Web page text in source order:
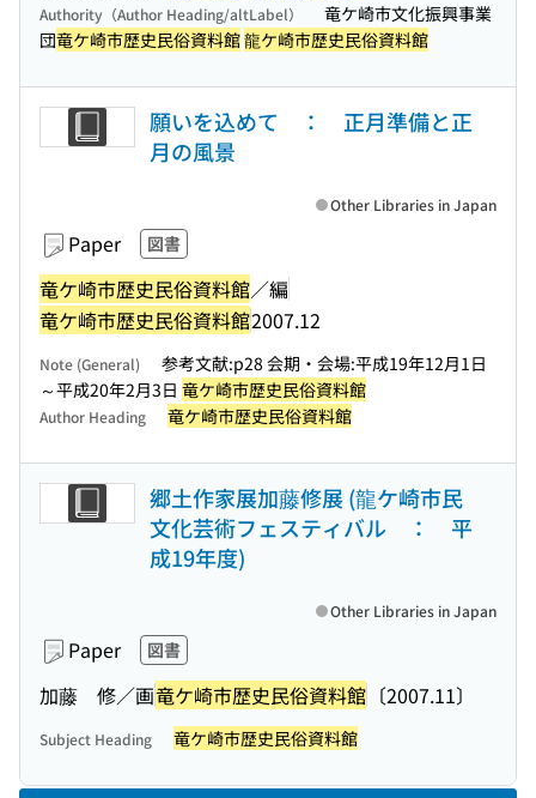
Authority（Author Heading/altLabel）
竜ケ崎市文化振興事業
団竜ケ崎市歴史民俗資料館龍ケ崎市歴史民俗資料館
願いを込めて ： 正月準備と正
月の風景
Paper 図書
竜ケ崎市歴史民俗資料館／編
竜ケ崎市歴史民俗資料館2007.12
Other Libraries in Japan
Note (General)
参考文献:p28 会期・会場:平成19年12月1日
～平成20年2月3日 竜ケ崎市歴史民俗資料館
Author Heading 竜ケ崎市歴史民俗資料館
郷土作家展加藤修展 (龍ケ崎市民
文化芸術フェスティバル ： 平
成19年度)
Paper 図書
加藤 修／画竜ケ崎市歴史民俗資料館 〔2007.11〕
Other Libraries in Japan
Subject Heading 竜ケ崎市歴史民俗資料館